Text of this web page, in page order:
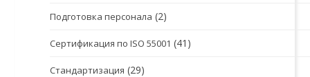
Подготовка персонала (2)
Сертификация по ISO 55001 (41)
Стандартизация (29)